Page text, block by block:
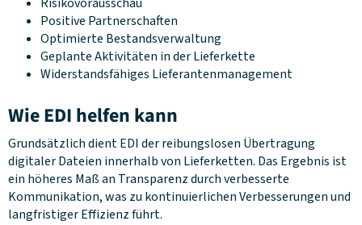
Positive Partnerschaften
Optimierte Bestandsverwaltung
Geplante Aktivitäten in der Lieferkette
Widerstandsfähiges Lieferantenmanagement
Wie EDI helfen kann
Grundsätzlich dient EDI der reibungslosen Übertragung
digitaler Dateien innerhalb von Lieferketten. Das Ergebnis ist
ein höheres Maß an Transparenz durch verbesserte
Kommunikation, was zu kontinuierlichen Verbesserungen und
langfristiger Effizienz führt.